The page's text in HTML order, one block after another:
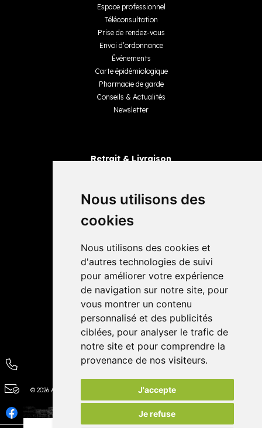
Nous utilisons des
cookies
Nous utilisons des cookies et
d'autres technologies de suivi
pour améliorer votre expérience
de navigation sur notre site, pour
vous montrer un contenu
personnalisé et des publicités
ciblées, pour analyser le trafic de
notre site et pour comprendre la
provenance de nos visiteurs.
J'accepte
Je refuse
Espace professionnel
Téléconsultation
Prise de rendez-vous
Envoi d’ordonnance
Événements
Carte épidémiologique
Pharmacie de garde
Conseils & Actualités
Newsletter
Retrait & Livraison
Livraisons
4,4 / 5 65 avis
© 2026 Autour de la Pharmacie Tous droits réservés